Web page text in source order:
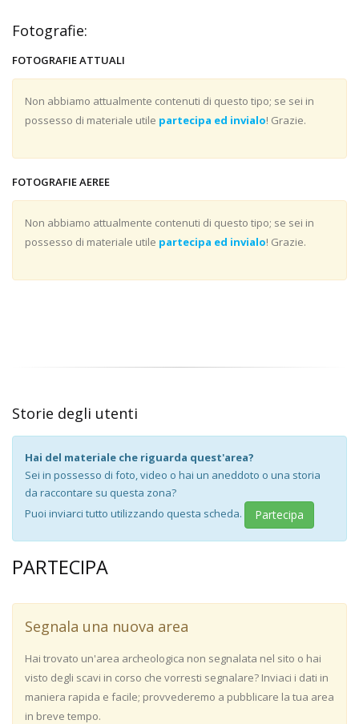
Fotografie:
FOTOGRAFIE ATTUALI
Non abbiamo attualmente contenuti di questo tipo; se sei in
possesso di materiale utile partecipa ed invialo! Grazie.
FOTOGRAFIE AEREE
Non abbiamo attualmente contenuti di questo tipo; se sei in
possesso di materiale utile partecipa ed invialo! Grazie.
Storie degli utenti
Hai del materiale che riguarda quest'area?
Sei in possesso di foto, video o hai un aneddoto o una storia
da raccontare su questa zona?
Puoi inviarci tutto utilizzando questa scheda.
Partecipa
PARTECIPA
Segnala una nuova area
Hai trovato un'area archeologica non segnalata nel sito o hai
visto degli scavi in corso che vorresti segnalare? Inviaci i dati in
maniera rapida e facile; provvederemo a pubblicare la tua area
in breve tempo.